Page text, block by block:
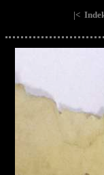
|<